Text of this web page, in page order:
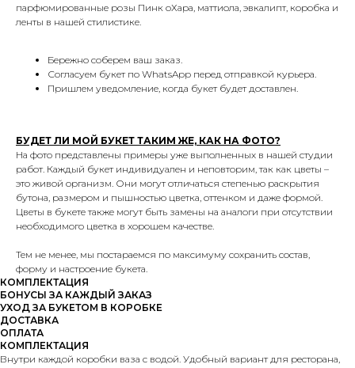
парфюмированные розы Пинк оХара, маттиола, эвкалипт, коробка и
ленты в нашей стилистике.
Бережно соберем ваш заказ.
Согласуем букет по WhatsApp перед отправкой курьера.
Пришлем уведомление, когда букет будет доставлен.
БУДЕТ ЛИ МОЙ БУКЕТ ТАКИМ ЖЕ, КАК НА ФОТО?
На фото представлены примеры уже выполненных в нашей студии
работ. Каждый букет индивидуален и неповторим, так как цветы –
это живой организм. Они могут отличаться степенью раскрытия
бутона, размером и пышностью цветка, оттенком и даже формой.
Цветы в букете также могут быть замены на аналоги при отсутствии
необходимого цветка в хорошем качестве.
Тем не менее, мы постараемся по максимуму сохранить состав,
форму и настроение букета.
КОМПЛЕКТАЦИЯ
БОНУСЫ ЗА КАЖДЫЙ ЗАКАЗ
УХОД ЗА БУКЕТОМ В КОРОБКЕ
ДОСТАВКА
ОПЛАТА
КОМПЛЕКТАЦИЯ
Внутри каждой коробки ваза с водой. Удобный вариант для ресторана,